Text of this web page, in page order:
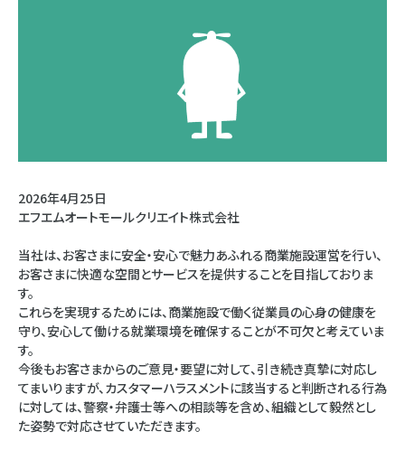
2026年4月25日
エフエムオートモールクリエイト株式会社
当社は、お客さまに安全・安心で魅力あふれる商業施設運営を行い、
お客さまに快適な空間とサービスを提供することを目指しておりま
す。
これらを実現するためには、商業施設で働く従業員の心身の健康を
守り、安心して働ける就業環境を確保することが不可欠と考えていま
す。
今後もお客さまからのご意見・要望に対して、引き続き真摯に対応し
てまいりますが、カスタマーハラスメントに該当すると判断される行為
に対しては、警察・弁護士等への相談等を含め、組織として毅然とし
た姿勢で対応させていただきます。